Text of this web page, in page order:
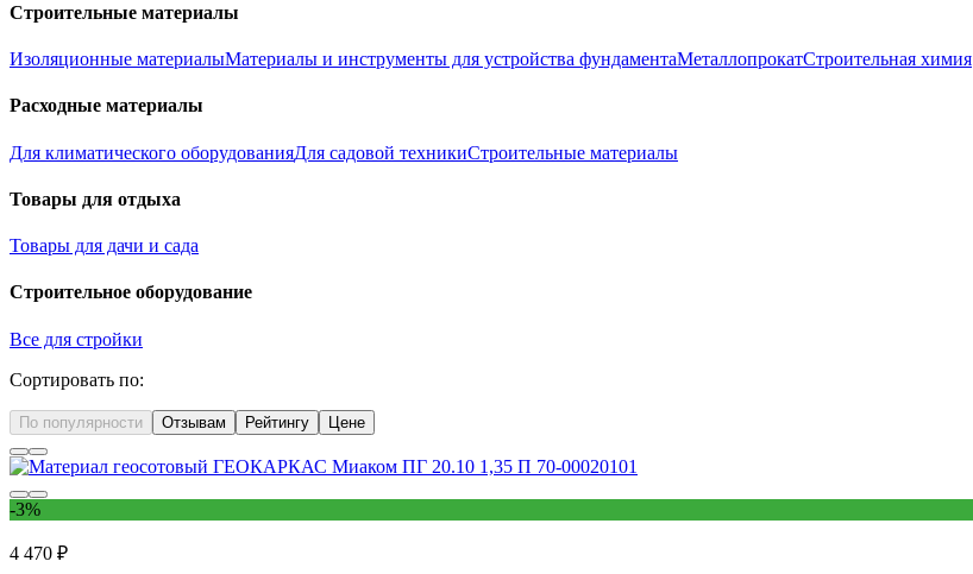
Строительные материалы
Изоляционные материалыМатериалы и инструменты для устройства фундаментаМеталлопрокатСтроительная химия
Расходные материалы
Для климатического оборудованияДля садовой техникиСтроительные материалы
Товары для отдыха
Товары для дачи и сада
Строительное оборудование
Все для стройки
Сортировать по:
По популярности Отзывам Рейтингу Цене
-3%
4 470 ₽